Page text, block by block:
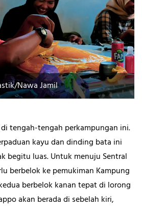
Nawa Jamil
tengah-tengah perkampungan ini.
kayu dan dinding bata ini
begitu luas. Untuk menuju Sentral
berbelok ke pemukiman Kampung
berbelok kanan tepat di lorong
akan berada di sebelah kiri,